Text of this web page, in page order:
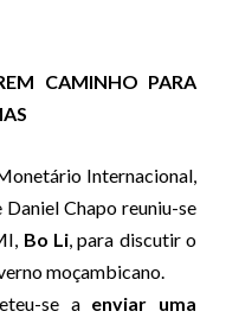
CAMINHO PARA
Internacional,
Chapo reuniu-se
Bo Li , para discutir o
moçambicano.
se a enviar uma